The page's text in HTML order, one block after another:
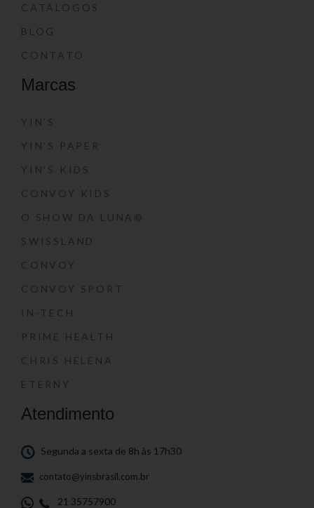
CATÁLOGOS
BLOG
CONTATO
Marcas
YIN’S
YIN’S PAPER
YIN’S KIDS
CONVOY KIDS
O SHOW DA LUNA®
SWISSLAND
CONVOY
CONVOY SPORT
IN-TECH
PRIME HEALTH
CHRIS HELENA
ETERNY
Atendimento
Segunda a sexta de 8h às 17h30
contato@yinsbrasil.com.br
21 35757900